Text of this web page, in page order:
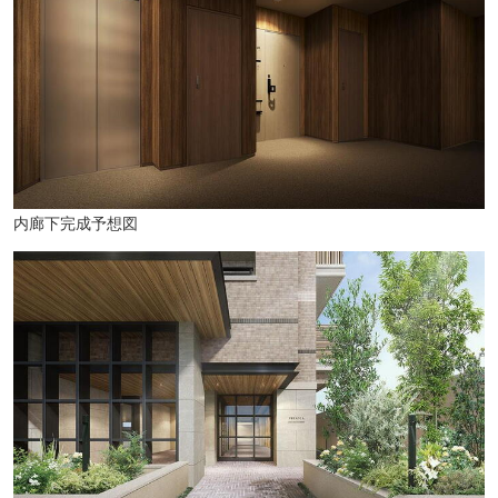
内廊下完成予想図